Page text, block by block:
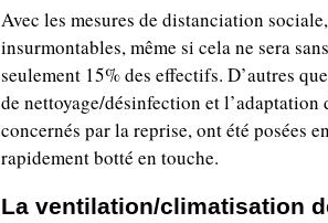
Avec les mesures de distanciation
insurmontables, même si cela ne sera
seulement 15% des effectifs. D’autres
de nettoyage/désinfection et
concernés par la reprise, ont été posées
rapidement botté en touche.
La ventilation/climatisation